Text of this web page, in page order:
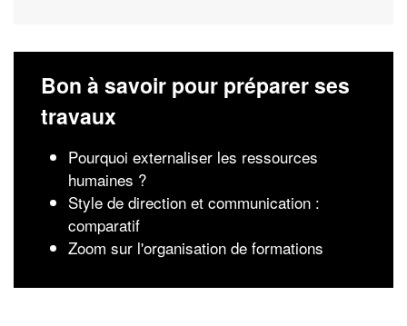
Bon à savoir pour préparer ses
travaux
Pourquoi externaliser les ressources
humaines ?
Style de direction et communication :
comparatif
Zoom sur l'organisation de formations